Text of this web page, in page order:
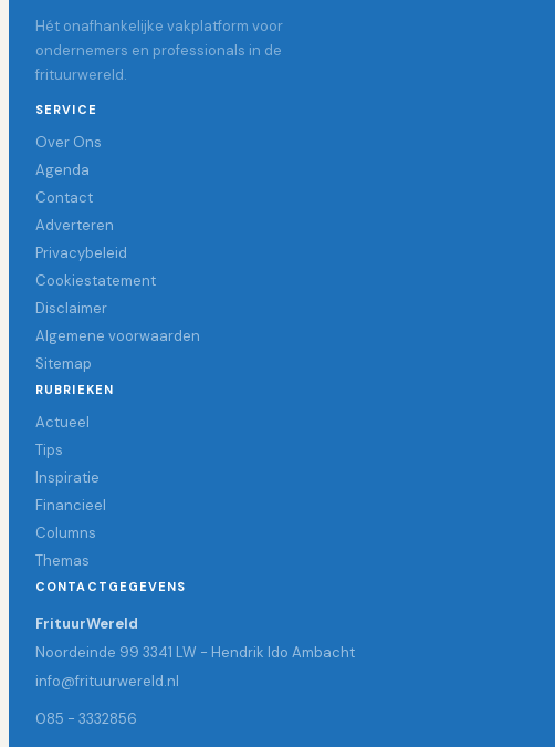
Hét onafhankelijke vakplatform voor
ondernemers en professionals in de
frituurwereld.
SERVICE
Over Ons
Agenda
Contact
Adverteren
Privacybeleid
Cookiestatement
Disclaimer
Algemene voorwaarden
Sitemap
RUBRIEKEN
Actueel
Tips
Inspiratie
Financieel
Columns
Themas
CONTACTGEGEVENS
FrituurWereld
Noordeinde 99 3341 LW - Hendrik Ido Ambacht
info@frituurwereld.nl
085 - 3332856